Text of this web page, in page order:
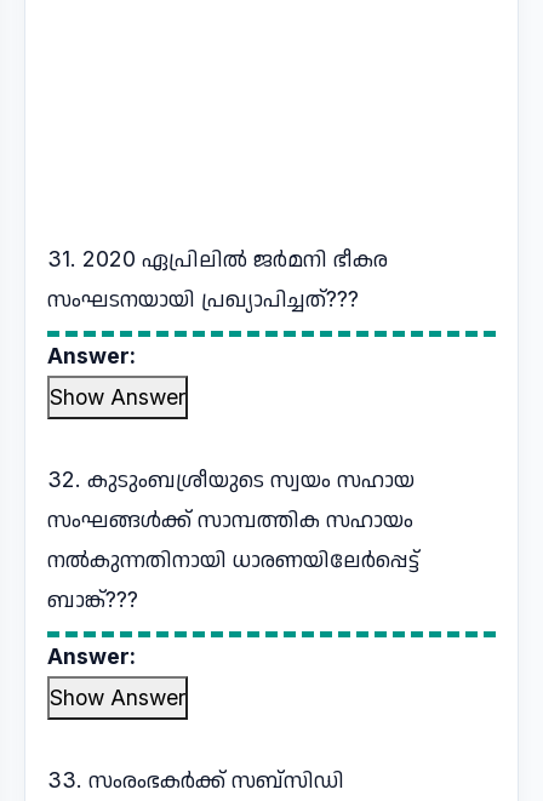
31. 2020 ഏപ്രിലിൽ ജർമനി ഭീകര
സംഘടനയായി പ്രഖ്യാപിച്ചത്???
Answer:
Show Answer
32. കുടുംബശ്രീയുടെ സ്വയം സഹായ
സംഘങ്ങൾക്ക് സാമ്പത്തിക സഹായം
നൽകുന്നതിനായി ധാരണയിലേർപ്പെട്ട്
ബാങ്ക്???
Answer:
Show Answer
33. സംരംഭകർക്ക് സബ്സിഡി